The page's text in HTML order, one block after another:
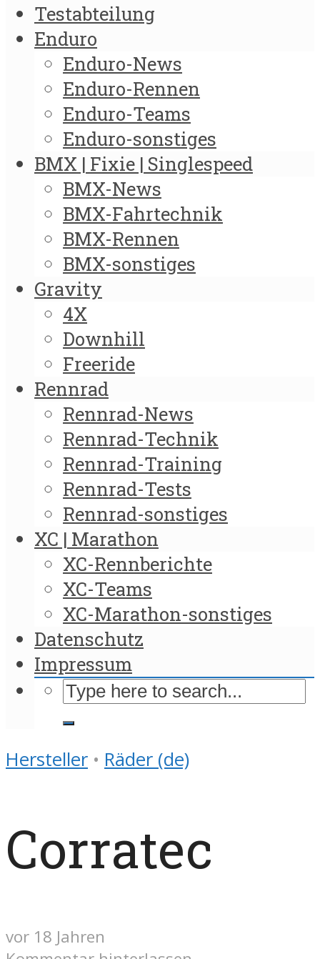
Testabteilung
Enduro
Enduro-News
Enduro-Rennen
Enduro-Teams
Enduro-sonstiges
BMX | Fixie | Singlespeed
BMX-News
BMX-Fahrtechnik
BMX-Rennen
BMX-sonstiges
Gravity
4X
Downhill
Freeride
Rennrad
Rennrad-News
Rennrad-Technik
Rennrad-Training
Rennrad-Tests
Rennrad-sonstiges
XC | Marathon
XC-Rennberichte
XC-Teams
XC-Marathon-sonstiges
Datenschutz
Impressum
Hersteller • Räder (de)
Corratec
vor 18 Jahren